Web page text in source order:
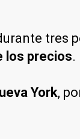
tres
los precios.
York,